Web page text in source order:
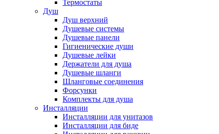
Термостаты
Душ
Душ верхний
Душевые системы
Душевые панели
Гигиенические души
Душевые лейки
Держатели для душа
Душевые шланги
Шланговые соединения
Форсунки
Комплекты для душа
Инсталляции
Инсталляции для унитазов
Инсталляции для биде